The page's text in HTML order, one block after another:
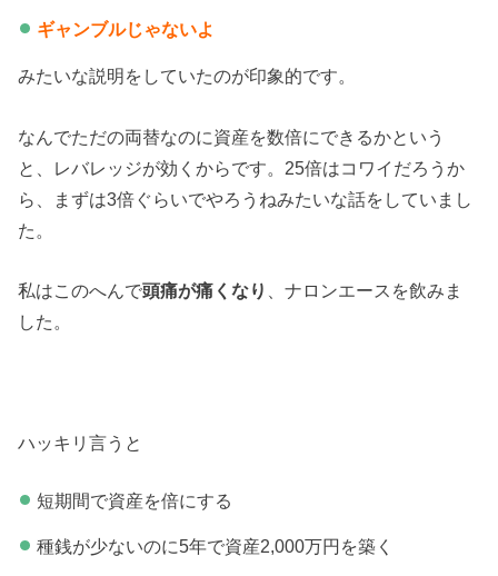
ギャンブルじゃないよ
みたいな説明をしていたのが印象的です。
なんでただの両替なのに資産を数倍にできるかという
と、レバレッジが効くからです。25倍はコワイだろうか
ら、まずは3倍ぐらいでやろうねみたいな話をしていまし
た。
私はこのへんで頭痛が痛くなり
、ナロンエースを飲みま
した。
ハッキリ言うと
短期間で資産を倍にする
種銭が少ないのに5年で資産2,000万円を築く